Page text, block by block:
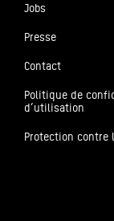
Jobs
Presse
Contact
Politique de
d’utilisation
Protection contre